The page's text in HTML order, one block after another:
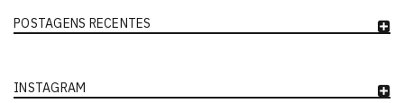
POSTAGENS RECENTES
INSTAGRAM